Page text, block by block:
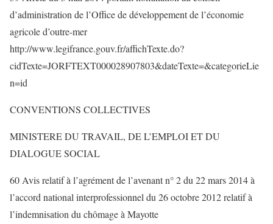
d’administration de l’Office de développement de l’économie
agricole d’outre-mer
http://www.legifrance.gouv.fr/affichTexte.do?
cidTexte=JORFTEXT000028907803&dateTexte=&categorieLie
n=id
CONVENTIONS COLLECTIVES
MINISTERE DU TRAVAIL, DE L’EMPLOI ET DU
DIALOGUE SOCIAL
60 Avis relatif à l’agrément de l’avenant n° 2 du 22 mars 2014 à
l’accord national interprofessionnel du 26 octobre 2012 relatif à
l’indemnisation du chômage à Mayotte